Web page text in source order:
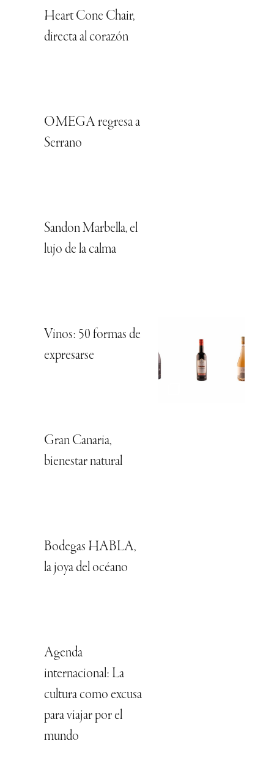
Heart Cone Chair,
directa al corazón
OMEGA regresa a
Serrano
Sandon Marbella, el
lujo de la calma
Vinos: 50 formas de
expresarse
Gran Canaria,
bienestar natural
Bodegas HABLA,
la joya del océano
Agenda
internacional: La
cultura como excusa
para viajar por el
mundo